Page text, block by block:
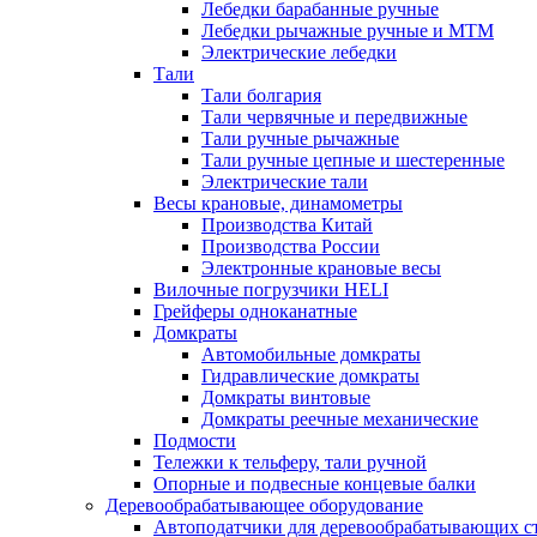
Лебедки барабанные ручные
Лебедки рычажные ручные и МТМ
Электрические лебедки
Тали
Тали болгария
Тали червячные и передвижные
Тали ручные рычажные
Тали ручные цепные и шестеренные
Электрические тали
Весы крановые, динамометры
Производства Китай
Производства России
Электронные крановые весы
Вилочные погрузчики HELI
Грейферы одноканатные
Домкраты
Автомобильные домкраты
Гидравлические домкраты
Домкраты винтовые
Домкраты реечные механические
Подмости
Тележки к тельферу, тали ручной
Опорные и подвесные концевые балки
Деревообрабатывающее оборудование
Автоподатчики для деревообрабатывающих